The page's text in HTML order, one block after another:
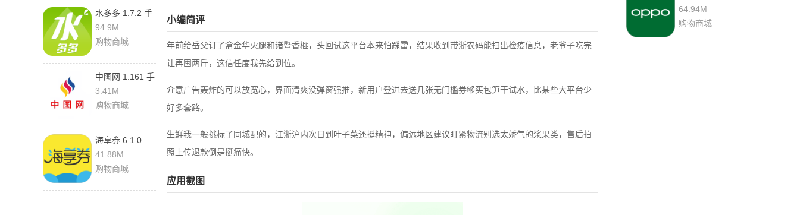
水多多 1.7.2 手
机版
94.9M
购物商城
中图网 1.161 手
机版
3.41M
购物商城
海享券 6.1.0
41.88M
购物商城
小编简评
年前给岳父订了盒金华火腿和诸暨香榧，头回试这平台本来怕踩雷，结果收到带浙农码能扫出检疫信息，老爷子吃完
让再囤两斤，这信任度我先给到位。
介意广告轰炸的可以放宽心，界面清爽没弹窗强推，新用户登进去送几张无门槛券够买包笋干试水，比某些大平台少
好多套路。
生鲜我一般挑标了同城配的，江浙沪内次日到叶子菜还挺精神，偏远地区建议盯紧物流别选太娇气的浆果类，售后拍
照上传退款倒是挺痛快。
应用截图
方版
64.94M
购物商城